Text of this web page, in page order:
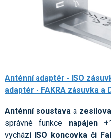
Anténní adaptér - ISO
adaptér - FAKRA zásuvka a
Anténní soustava a
správné funkce
napájen
vychází ISO koncovka či